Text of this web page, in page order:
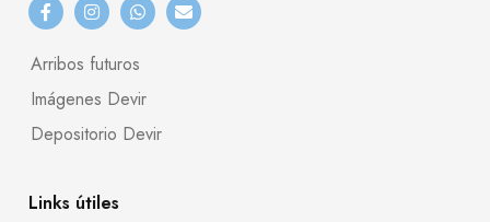
Arribos futuros
Imágenes Devir
Depositorio Devir
Links útiles